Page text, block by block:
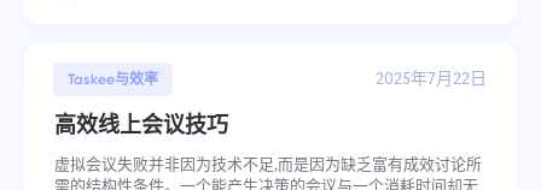
Taskee与效率 2025年7月22日
高效线上会议技巧
虚拟会议失败并非因为技术不足,而是因为缺乏富有成效讨论所